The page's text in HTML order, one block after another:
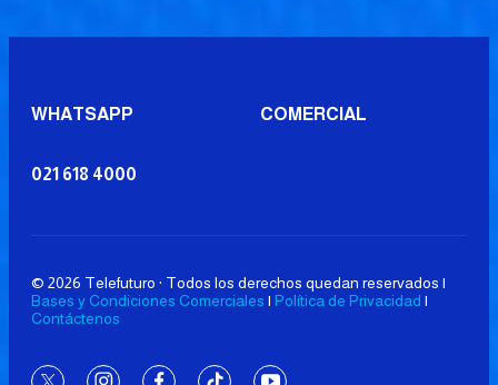
WHATSAPP COMERCIAL
021 618 4000
© 2026 Telefuturo · Todos los derechos quedan reservados |
Bases y Condiciones Comerciales | Política de Privacidad |
Contáctenos